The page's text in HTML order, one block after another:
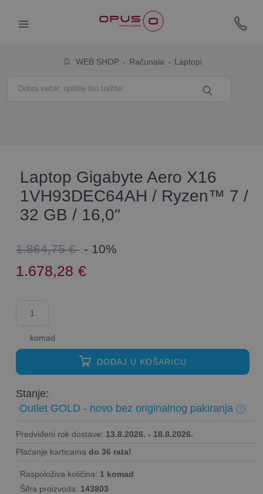
WEB SHOP Računala Laptopi
Laptop Gigabyte Aero X16
1VH93DEC64AH / Ryzen™ 7 /
32 GB / 16,0"
1.864,75 € - 10%
1.678,28 €
komad
DODAJ U KOŠARICU
Stanje:
Outlet GOLD - novo bez originalnog pakiranja
Predviđeni rok dostave: 13.8.2026. - 18.8.2026.
Plaćanje karticama do 36 rata!
Raspoloživa količina: 1 komad
Šifra proizvoda: 143803